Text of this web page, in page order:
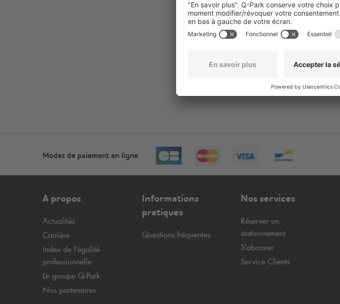
Modes de paiement en ligne
A propos
Actualités
Carrière
Index de l'égalité
professionnelle
Le groupe Q-Park
Nos partenaires
Informations
pratiques
Questions fréquentes
Nos services
Réserver un
stationnement
S'abonner
Service Clients